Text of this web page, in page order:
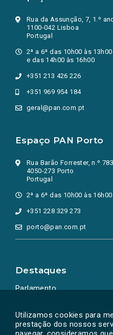
Utilizamos cookies para
prestação dos nossos
Rua da Assunção, 7, 1.º
1100-042 Lisboa
Portugal
2ª a 6ª das 10h00 às 13h00
e das 14h00 às 16h00
+351 213 426 226
+351 969 954 184
geral@pan.com.pt
Espaço PAN Porto
Rua Barão Forrester, n.º 783
4050-273 Porto
Portugal
2ª a 6ª das 10h00 às 16h00
+351 228 329 273
porto@pan.com.pt
Destaques
Parlamento